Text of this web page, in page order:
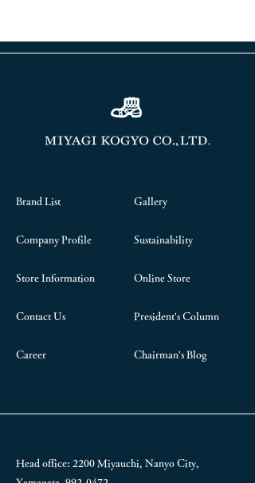
Brand List
Company Profile
Store Information
Contact Us
Career
Gallery
Sustainability
Online Store
President's Column
Chairman's Blog
Head office: 2200 Miyauchi, Nanyo City,